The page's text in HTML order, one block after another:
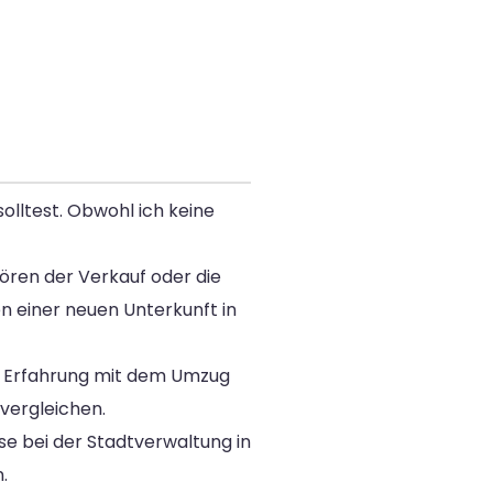
Obwohl ich keine
der Verkauf oder die
einer neuen Unterkunft in
mit dem Umzug
bei der Stadtverwaltung in